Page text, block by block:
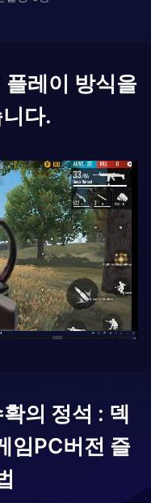
플레이 방식을
다.
의 정석 : 덱
임PC버전 즐